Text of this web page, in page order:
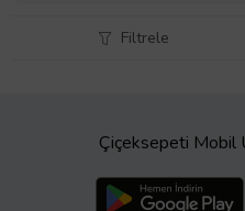
Filtrele
Çiçeksepeti Mobil